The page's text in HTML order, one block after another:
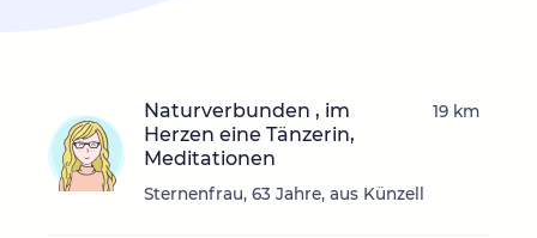
Naturverbunden , im
Herzen eine Tänzerin,
Meditationen
Sternenfrau, 63 Jahre, aus Künzell
19 km